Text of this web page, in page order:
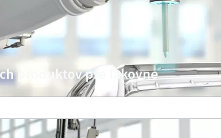
produktov pre lakovne
systémoch a komponentoch používaných v